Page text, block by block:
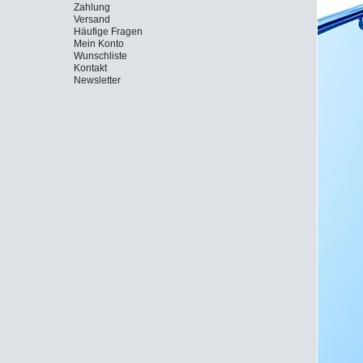
Zahlung
Versand
Häufige Fragen
Mein Konto
Wunschliste
Kontakt
Newsletter